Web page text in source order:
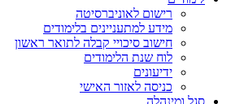
רישום לאוניברסיטה
מידע למתעניינים בלימודים
חישוב סיכויי קבלה לתואר ראשון
לוח שנת הלימודים
ידיעונים
כניסה לאזור האישי
סגל ומינהלה